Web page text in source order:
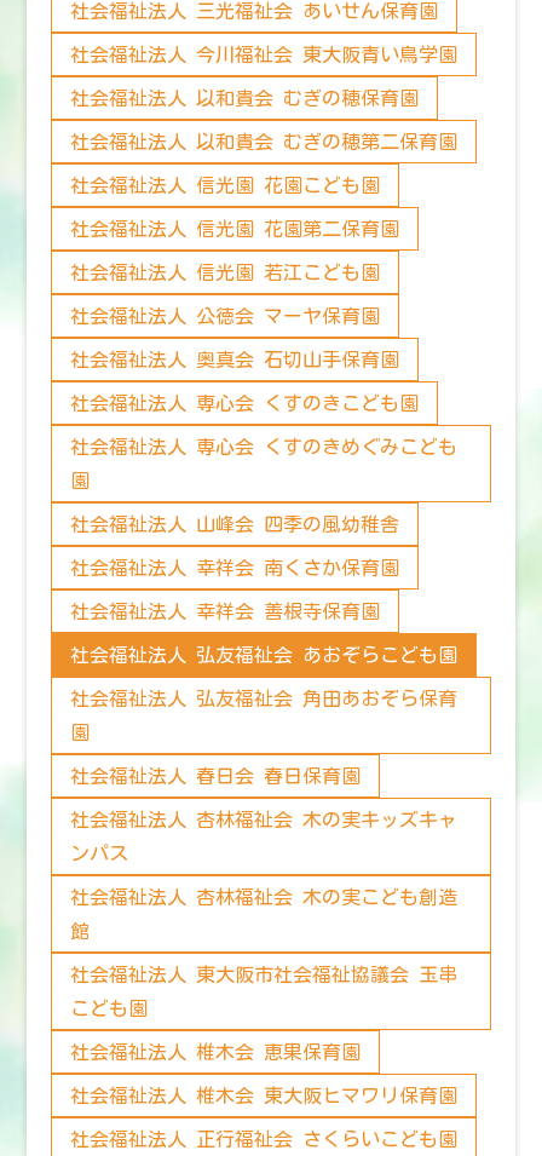
社会福祉法人 三光福祉会 あいせん保育園
社会福祉法人 今川福祉会 東大阪青い鳥学園
社会福祉法人 以和貴会 むぎの穂保育園
社会福祉法人 以和貴会 むぎの穂第二保育園
社会福祉法人 信光園 花園こども園
社会福祉法人 信光園 花園第二保育園
社会福祉法人 信光園 若江こども園
社会福祉法人 公徳会 マーヤ保育園
社会福祉法人 奥真会 石切山手保育園
社会福祉法人 専心会 くすのきこども園
社会福祉法人 専心会 くすのきめぐみこども
園
社会福祉法人 山峰会 四季の風幼稚舎
社会福祉法人 幸祥会 南くさか保育園
社会福祉法人 幸祥会 善根寺保育園
社会福祉法人 弘友福祉会 あおぞらこども園
社会福祉法人 弘友福祉会 角田あおぞら保育
園
社会福祉法人 春日会 春日保育園
社会福祉法人 杏林福祉会 木の実キッズキャ
ンパス
社会福祉法人 杏林福祉会 木の実こども創造
館
社会福祉法人 東大阪市社会福祉協議会 玉串
こども園
社会福祉法人 椎木会 恵果保育園
社会福祉法人 椎木会 東大阪ヒマワリ保育園
社会福祉法人 正行福祉会 さくらいこども園